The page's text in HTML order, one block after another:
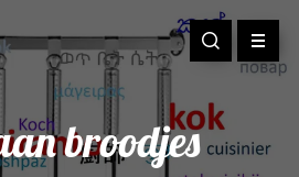
broodjes